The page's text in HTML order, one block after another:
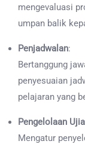
mengevaluasi
umpan balik
Penjadwalan:
Bertanggung
penyesuaian
pelajaran yang
Pengelolaan
Mengatur